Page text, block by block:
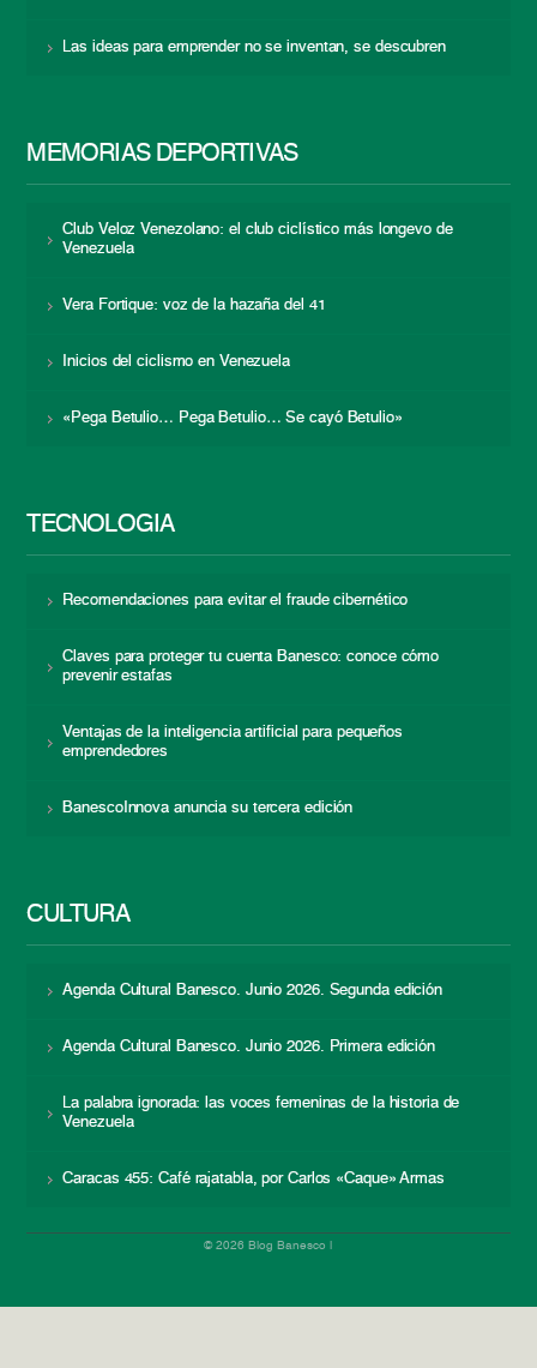
Las ideas para emprender no se inventan, se descubren
MEMORIAS DEPORTIVAS
Club Veloz Venezolano: el club ciclístico más longevo de
Venezuela
Vera Fortique: voz de la hazaña del 41
Inicios del ciclismo en Venezuela
«Pega Betulio… Pega Betulio… Se cayó Betulio»
TECNOLOGÍA
Recomendaciones para evitar el fraude cibernético
Claves para proteger tu cuenta Banesco: conoce cómo
prevenir estafas
Ventajas de la inteligencia artificial para pequeños
emprendedores
BanescoInnova anuncia su tercera edición
CULTURA
Agenda Cultural Banesco. Junio 2026. Segunda edición
Agenda Cultural Banesco. Junio 2026. Primera edición
La palabra ignorada: las voces femeninas de la historia de
Venezuela
Caracas 455: Café rajatabla, por Carlos «Caque» Armas
© 2026 Blog Banesco |